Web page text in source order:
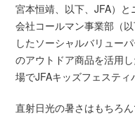
宮本恒靖、以下、JFA）
会社コールマン事業部（
したソーシャルバリュー
のアウトドア商品を活用
場でJFAキッズフェスティ
直射日光の暑さはもちろ